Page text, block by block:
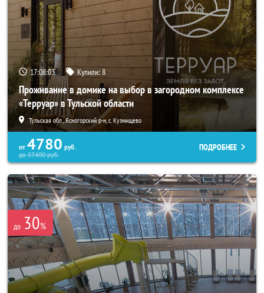
17:08:02 Купили:8
Проживание в домике на выбор в загородном комплексе
«Терруар» в Тульской области
Тульская обл., Ясногорский р-н, с. Кузмищево
от 4780 руб.
до57400руб.
ПОДРОБНЕЕ
до 30%